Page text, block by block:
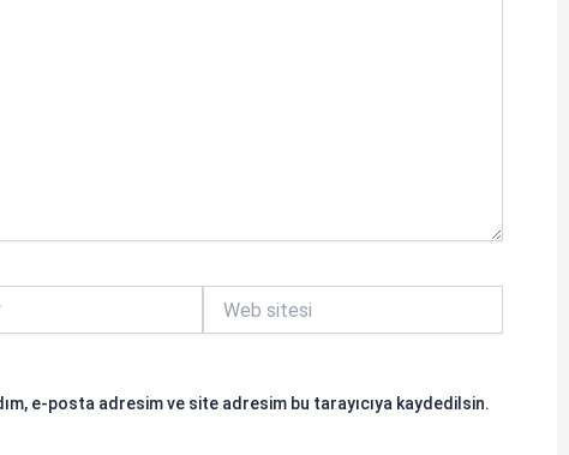
sitesi
e-posta adresim ve site adresim bu tarayıcıya kaydedilsin.